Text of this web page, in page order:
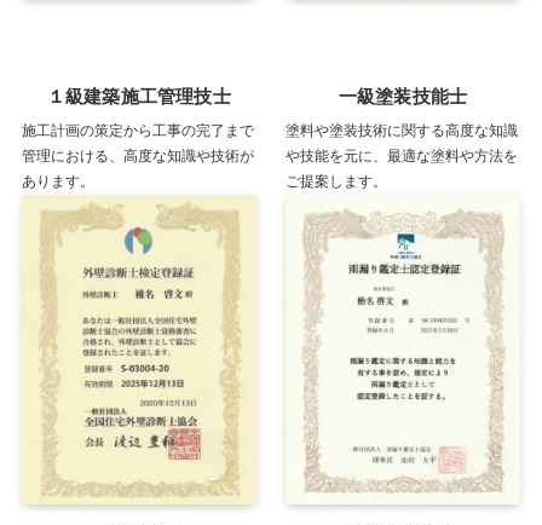
１級建築施工管理技士
施工計画の策定から工事の完了まで
管理における、高度な知識や技術が
あります。
一級塗装技能士
塗料や塗装技術に関する高度な知識
や技能を元に、最適な塗料や方法を
ご提案します。